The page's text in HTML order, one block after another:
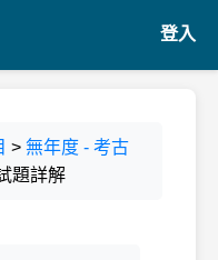
登入
> 無年度 - 考古
題詳解